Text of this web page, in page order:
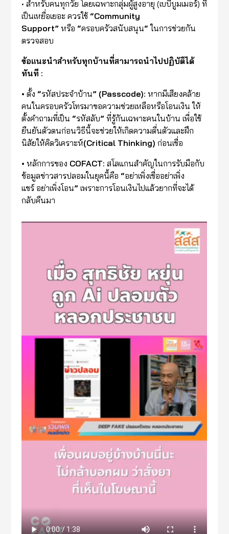
• สำหรับคนทุกวัย โดยเฉพาะกลุ่มผู้สูงอายุ (เบบี้บูมเมอร์) ที่
เป็นเหยื่อเยอะ ควรใช้ “Community
Support” หรือ “ครอบครัวสนับสนุน“ ในการช่วยกัน
ตรวจสอบ
ข้อแนะนำสำหรับทุกบ้านที่สามารถนำไปปฏิบัติได้
ทันที :
•ตั้ง “รหัสประจำบ้าน” (Passcode):หากมีเสียงคล้าย
คนในครอบครัวโทรมาขอความช่วยเหลือหรือโอนเงิน ให้
ตั้งคำถามที่เป็น “รหัสลับ”ที่รู้กันเฉพาะคนในบ้าน เพื่อใช้
ยืนยันตัวตนก่อนวิธีนี้จะช่วยให้เกิดความตื่นตัวและฝึก
นิสัยให้คิดวิเคราะห์(Critical Thinking)ก่อนเชื่อ
•หลักการของ COFACT:สโลแกนสำคัญในการรับมือกับ
ข้อมูลข่าวสารปลอมในยุคนี้คือ “อย่าเพิ่งเชื่ออย่าเพิ่ง
แชร์ อย่าเพิ่งโอน”เพราะการโอนเงินไปแล้วยากที่จะได้
กลับคืนมา